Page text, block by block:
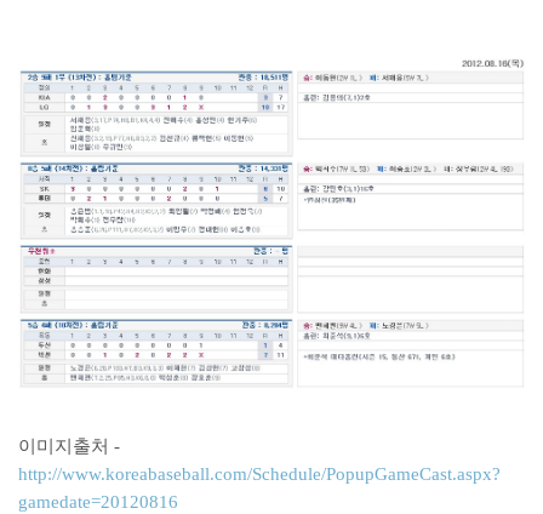
이미지출처 -
http://www.koreabaseball.com/Schedule/PopupGameCast.aspx?
gamedate=20120816